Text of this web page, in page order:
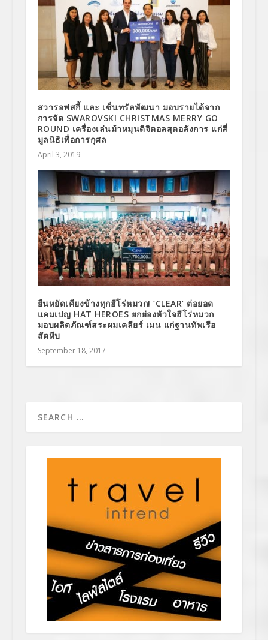
สวารอฟสกี้ และ เซ็นทรัลพัฒนา มอบรายได้จาก
การจัด SWAROVSKI CHRISTMAS MERRY GO
ROUND เครื่องเล่นม้าหมุนดิจิตอลสุดอลังการ แก่สี่
มูลนิธิเพื่อการกุศล
April 3, 2019
ยืนหยัดเคียงข้างทุกฮีโร่หมวก! ‘CLEAR’ ต่อยอด
แคมเปญ HAT HEROES ยกย่องหัวใจฮีโร่หมวก
มอบผลิตภัณฑ์สระผมเคลียร์ เมน แก่ฐานทัพเรือ
สัตหีบ
September 18, 2017